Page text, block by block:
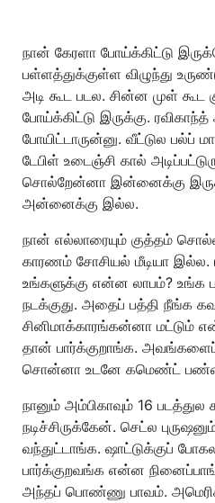
நான் கேரளா போய்க்கிட்டு
பள்ளத்துக்குள்ள விழுந்து
அடி கூட படல. சின்ன முள் கூட
போய்க்கிட்டு இருக்கு.
போயிட்டாருன்னு. வீட்டுல பல்ப்
டேபிள் உடைஞ்சி கால்
சொல்றேன்னா இன்னைக்கு
அன்னைக்கு இல்ல.
நான் எல்லாரையும் குத்தம் சொல்ல
காரணம் சோசியல் மீடியா
உங்களுக்கு என்ன லாபம்? உங்க
நடக்குது. அதைப் பத்தி நீங்க
சினிமாக்காரங்கன்னா மட்டும்
தான் பார்க்குறாங்க. அவங்களைப்
சொன்னா உடனே கமெண்ட்
நானும் அம்பிகாவும் 16
நடிச்சிருக்கேன். செட்ல
வந்துட்டாங்க. ஷாட்டுக்குப்
பார்க்குறவங்க என்ன
அந்தப் பொண்ணு பாவம்.